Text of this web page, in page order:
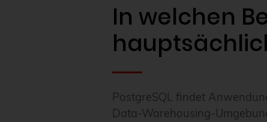
In welchen
PostgreSQL findet
Data-Warehousing-